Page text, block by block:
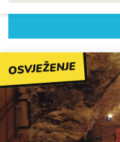
OSVJEŽENJE